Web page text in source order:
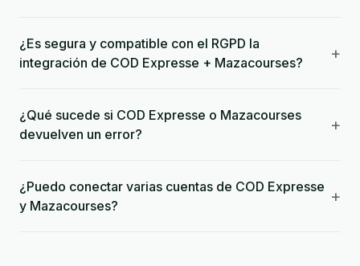
¿Es segura y compatible con el RGPD la
integración de COD Expresse + Mazacourses?
+
¿Qué sucede si COD Expresse o Mazacourses
devuelven un error?
+
¿Puedo conectar varias cuentas de COD Expresse
y Mazacourses?
+